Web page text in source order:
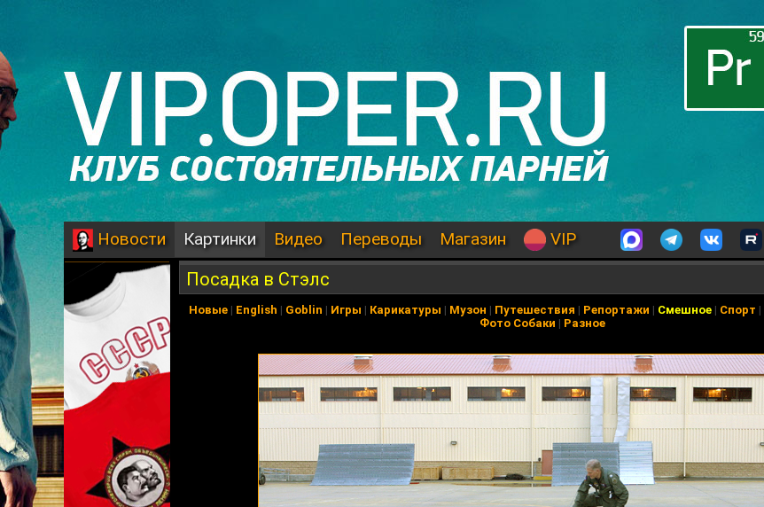
Новости Картинки Видео Переводы Магазин VIP
Посадка в Стэлс
Новые| English | Goblin | Игры | Карикатуры | Музон | Путешествия | Репортажи | Смешное| Спорт |
Фото Собаки | Разное